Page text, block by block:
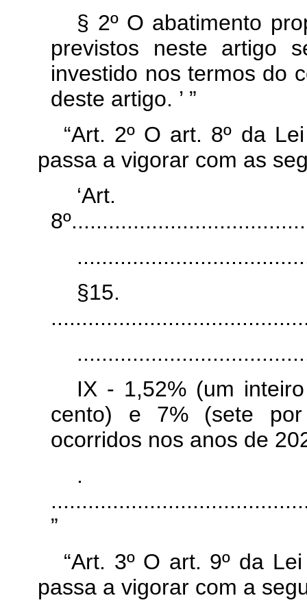
§ 2º O abatimento
previstos neste artigo
investido nos termos do
deste artigo. ’ ”
“Art. 2º O art. 8º da
passa a vigorar com as
‘Art.
§15.
IX - 1,52% (um
cento) e 7% (sete
ocorridos nos anos de
.
”
“Art. 3º O art. 9º da
passa a vigorar com a